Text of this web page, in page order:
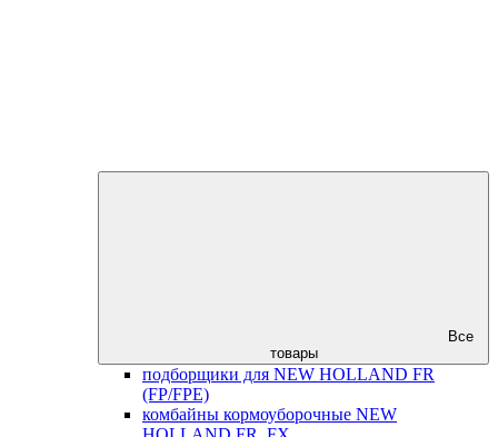
Все
товары
подборщики для NEW HOLLAND FR
(FP/FPE)
комбайны кормоуборочные NEW